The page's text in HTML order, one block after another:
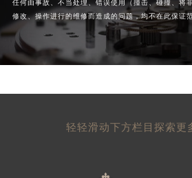
任何由事故、不当处理、错误使用（撞击、碰撞、将
修改、操作进行的维修而造成的问题，均不在此保证
轻轻滑动下方栏目探索更